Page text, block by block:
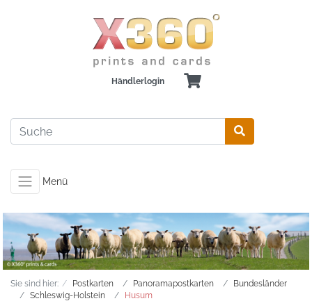
Händlerlogin
Menü
Sie sind hier: Postkarten Panoramapostkarten
Bundesländer
Schleswig-Holstein
Husum